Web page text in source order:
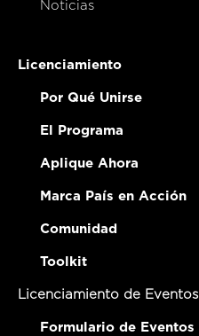
Noticias
Licenciamiento
Por Qué Unirse
El Programa
Aplique Ahora
Marca País en Acción
Comunidad
Toolkit
Licenciamiento de Eventos
Formulario de Eventos